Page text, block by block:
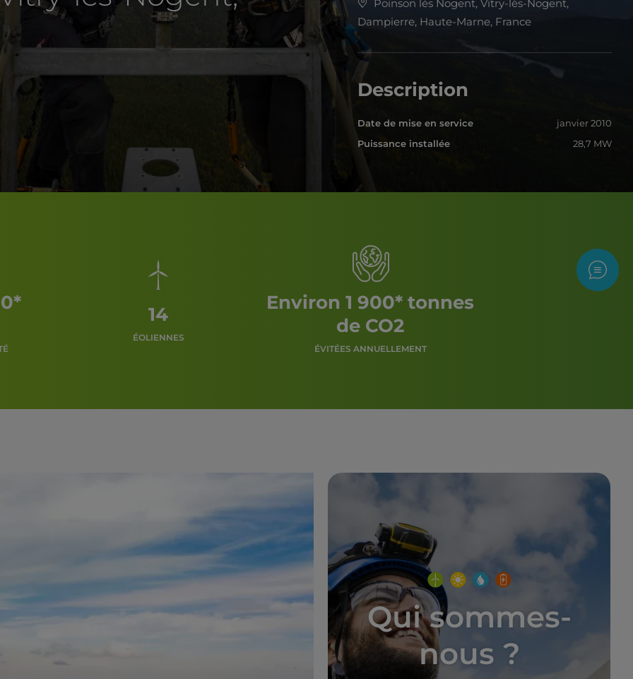
Poinson lés Nogent, Vitry-lès-Nogent,
Dampierre, Haute-Marne, France
Description
Date de mise en service
janvier 2010
Puissance installée
28,7 MW
Nous
14
ÉOLIENNES
Environ 1 900* tonnes
de CO2
ÉVITÉES ANNUELLEMENT
Qui sommes-
nous ?